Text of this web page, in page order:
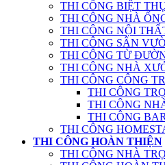
THI CÔNG BIỆT
THI CÔNG NHÀ
THI CÔNG NỘI
THI CÔNG SÂN
THI CÔNG TỪ
THI CÔNG NHÀ
THI CÔNG CÔNG
THI CÔNG
THI CÔNG
THI CÔNG
THI CÔNG
THI CÔNG HOÀN THIỆN
THI CÔNG NHÀ